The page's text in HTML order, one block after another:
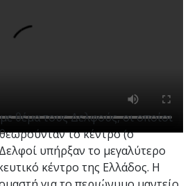
θέμα τους Δελφούς, οι οποίοι
το κέντρο (ο
υπήρξαν το μεγαλύτερο
κέντρο της Ελλάδος. Η